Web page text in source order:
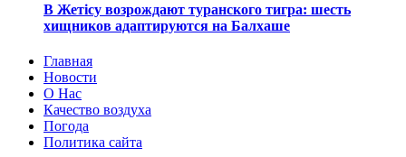
В Жетісу возрождают туранского тигра: шесть
хищников адаптируются на Балхаше
Главная
Новости
О Нас
Качество воздуха
Погода
Политика сайта